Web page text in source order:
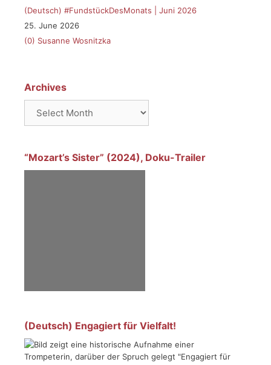
(Deutsch) #FundstückDesMonats | Juni 2026
25. June 2026
(0) Susanne Wosnitzka
Archives
“Mozart’s Sister” (2024), Doku-Trailer
(Deutsch) Engagiert für Vielfalt!